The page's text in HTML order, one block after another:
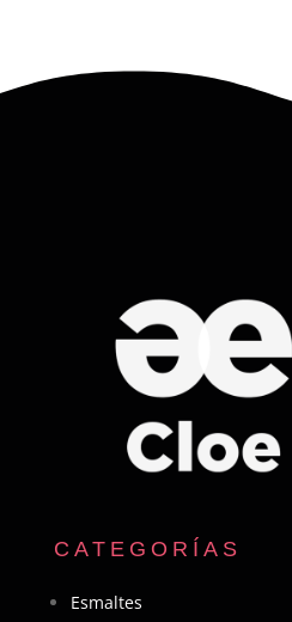
CATEGORÍAS
Esmaltes